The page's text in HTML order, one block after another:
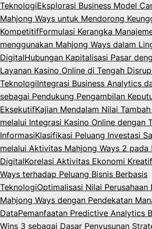
TeknologiEksplorasi Business Model
Mahjong Ways untuk Mendorong
KompetitifFormulasi Kerangka
menggunakan Mahjong Ways dalam
DigitalHubungan Kapitalisasi Pasar
Layanan Kasino Online di Tengah
TeknologiIntegrasi Business Analytics
sebagai Pendukung Pengambilan
EksekutifKajian Mendalam Nilai
melalui Integrasi Kasino Online dengan
InformasiKlasifikasi Peluang Investasi
melalui Aktivitas Mahjong Ways 2 pada
DigitalKorelasi Aktivitas Ekonomi
Ways terhadap Peluang Bisnis Berbasis
TeknologiOptimalisasi Nilai Perusahaan
Mahjong Ways dengan Pendekatan
DataPemanfaatan Predictive Analytics
Wins 3 sebagai Dasar Penyusunan